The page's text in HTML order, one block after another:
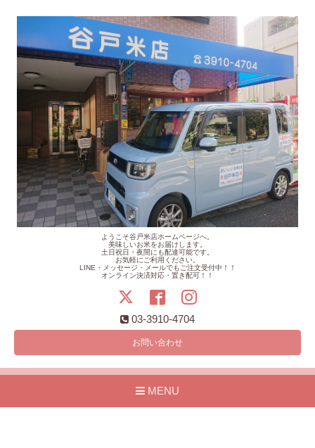
ようこそ谷戸米店ホームページへ。
美味しいお米をお届けします。
土日祝日・夜間にも配達可能です。
お気軽にご利用ください。
LINE・メッセージ・メールでもご注文受付中！！
オンライン決済対応・置き配可！！
03-3910-4704
お問い合わせ
MENU